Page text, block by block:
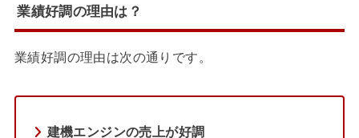
業績好調の理由は？
業績好調の理由は次の通りです。
建機エンジンの売上が好調